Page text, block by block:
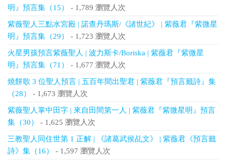
明』預言集（15）
- 1,789 瀏覽人次
紫薇聖人三點水宮殿 | 諾查丹瑪斯/《諸世紀》 | 紫薇君『紫微星
明』預言集（29）
- 1,723 瀏覽人次
火星男孩預言紫薇聖人 | 波力斯卡/Boriska | 紫薇君『紫微星
明』預言集（71）
- 1,677 瀏覽人次
燒餅歌 3 位聖人預言 | 五百年間出聖君 | 紫薇君『預言籤詩』集
（28）
- 1,673 瀏覽人次
紫薇聖人掌中田字 | 來自田間第一人 | 紫薇君『紫微星明』預言
集（30）
- 1,625 瀏覽人次
三教聖人同住世第 1 正解 | 《諸葛武侯乩文》 | 紫薇君《預言籤
詩》集（16）
- 1,597 瀏覽人次